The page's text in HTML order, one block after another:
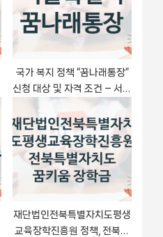
국가 복지 정책 “꿈나래통장”
신청 대상 및 자격 조건 – 서울
재단법인전북특별자치도평생
교육장학진흥원 정책, 전북특